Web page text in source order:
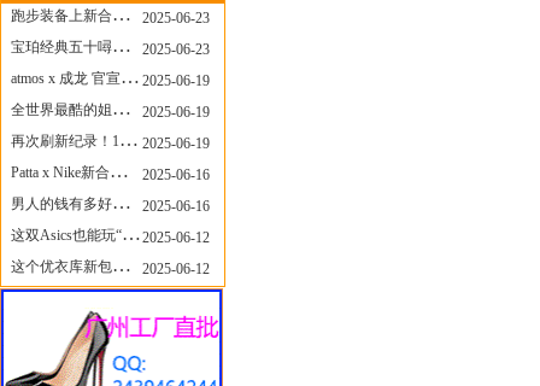
跑步装备上新合集，最近有什么可以关注的呢？
2025-06-23
宝珀经典五十噚家族再添新员 适配所有腕围的38mm小表径腕表亮相
2025-06-23
atmos x 成龙 官宣，《警察故事》联名短袖公布！
2025-06-19
全世界最酷的姐姐，和Nike联名的鞋要来了！
2025-06-19
再次刷新纪录！14只 LABUBU 共拍出240万元
2025-06-19
Patta x Nike新合作提前泄露，这次的服饰周边也有亮点？
2025-06-16
男人的钱有多好赚？四个大学生创业卖短裤，年销8个亿！
2025-06-16
这双Asics也能玩“牛仔感”？TOGA联名即将登场！
2025-06-12
这个优衣库新包，能火起来吗？
2025-06-12